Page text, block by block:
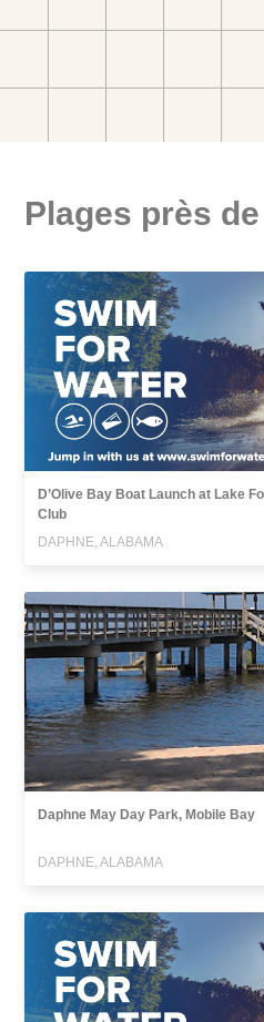
Plages près
D’Olive Bay Boat Launch at Lake
Club
DAPHNE, ALABAMA
Daphne May Day Park, Mobile Bay
DAPHNE, ALABAMA